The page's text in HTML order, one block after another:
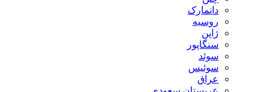
دانمارک
روسیه
ژاپن
سنگاپور
سوئد
سوئیس
عراق